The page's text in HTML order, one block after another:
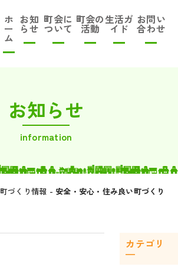
ホ
ー
ム
お知
らせ
町会に
ついて
町会の
活動
生活ガ
イド
お問い
合わせ
お知らせ
information
町づくり情報 - 安全・安心・住み良い町づくり
カテゴリ
―